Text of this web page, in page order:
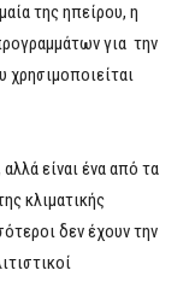
της ηπείρου, η
για την
χρησιμοποιείται
είναι ένα από τα
κλιματικής
δεν έχουν την